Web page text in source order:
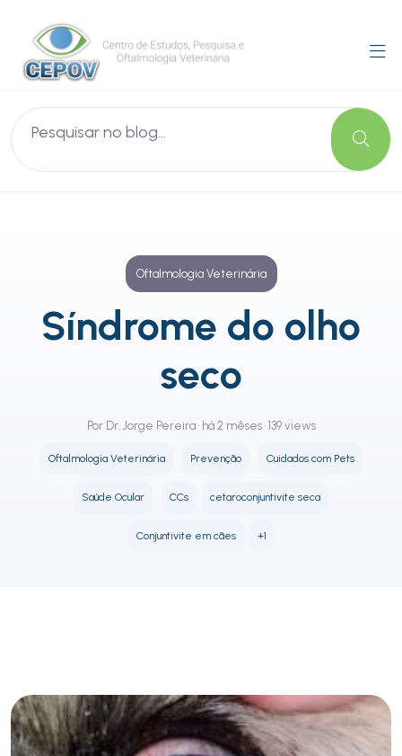
Oftalmologia Veterinária
Síndrome do olho
seco
Por Dr. Jorge Pereira • há 2 mêses • 139 views
Oftalmologia Veterinária Prevenção Cuidados com Pets
Saúde Ocular CCs cetaroconjuntivite seca
Conjuntivite em cães +1